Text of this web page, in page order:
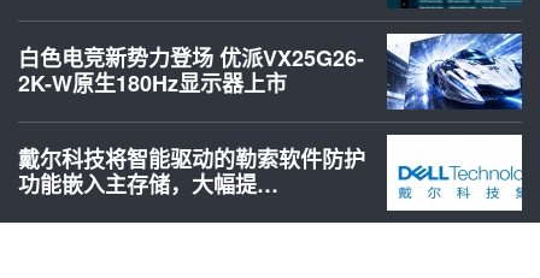
白色电竞新势力登场 优派VX25G26-
2K-W原生180Hz显示器上市
戴尔科技将智能驱动的勒索软件防护
功能嵌入主存储，大幅提…